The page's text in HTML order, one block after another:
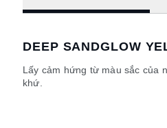
DEEP SANDGLOW
Lấy cảm hứng từ màu sắc của
khứ.